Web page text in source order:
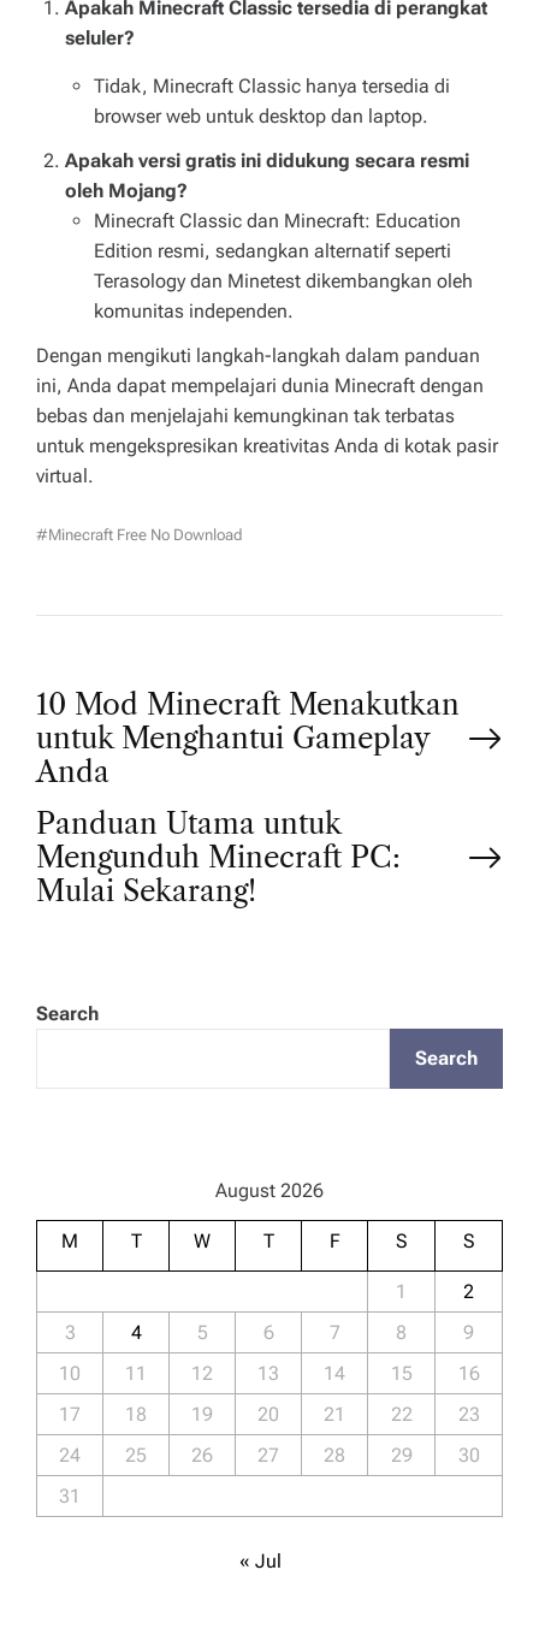
Apakah Minecraft Classic tersedia di perangkat
seluler?
Tidak, Minecraft Classic hanya tersedia di
browser web untuk desktop dan laptop.
Apakah versi gratis ini didukung secara resmi
oleh Mojang?
Minecraft Classic dan Minecraft: Education
Edition resmi, sedangkan alternatif seperti
Terasology dan Minetest dikembangkan oleh
komunitas independen.
Dengan mengikuti langkah-langkah dalam panduan
ini, Anda dapat mempelajari dunia Minecraft dengan
bebas dan menjelajahi kemungkinan tak terbatas
untuk mengekspresikan kreativitas Anda di kotak pasir
virtual.
#minecraft Free No Download
P
o
s
t
a
v
g
a
t
i
o
n
10 Mod Minecraft Menakutkan
untuk Menghantui Gameplay
Anda
Panduan Utama untuk
Mengunduh Minecraft PC:
Mulai Sekarang!
Search
Search
August 2026
M T W T F S S
1
2
3
4 5 6 7 8
9
10
11 12 13 14 15
16
17
18 19 20 21 22
23
24
25 26 27 28 29
30
31
« Jul